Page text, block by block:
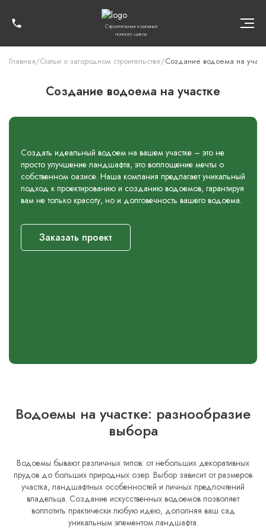
Строительная компания
полного цикла
Главная/Статьи о загородном строительстве/Создание водоема на
Создание водоема на участке
Создать идеальный водоем на вашем участке – это не
просто улучшение ландшафта, это воплощение мечты о
собственном оазисе. Наша компания предлагает уникальный
подход к проектированию и созданию водоемов, гарантируя
вам не только красоту, но и долговечность вашего водоема.
Заказать проект
Водоемы на участке: разнообразие
выбора
Водоемы бывают различных типов: от небольших декоративных
прудов до больших природных озер. Выбор зависит от размеров
участка, ландшафтных особенностей и личных предпочтений
владельца. Создание искусственных водоемов позволяет
воплотить практически любую идею, дополняя ваш сад
уникальным элементом ландшафта.